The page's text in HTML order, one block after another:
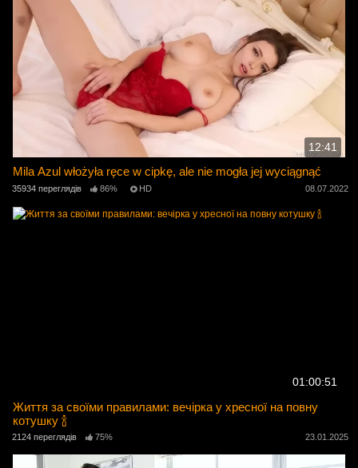
12:41
Mila Azul włożyła ręce w cipkę, ale nie mogła jej wyciągnąć
35934 переглядів 86% HD 08.07.2022
01:00:51
Життя за своїми правилами: вечірка у хресної на повну
котушку 🍾
2124 переглядів 75% 23.01.2025